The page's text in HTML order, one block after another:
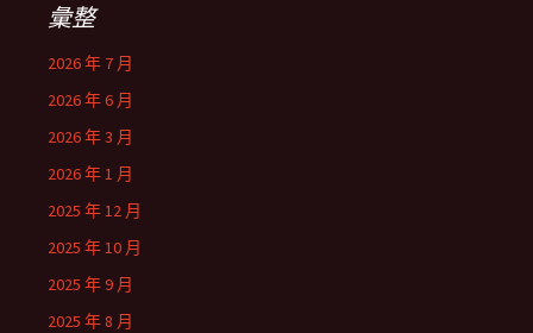
彙整
2026 年 7 月
2026 年 6 月
2026 年 3 月
2026 年 1 月
2025 年 12 月
2025 年 10 月
2025 年 9 月
2025 年 8 月